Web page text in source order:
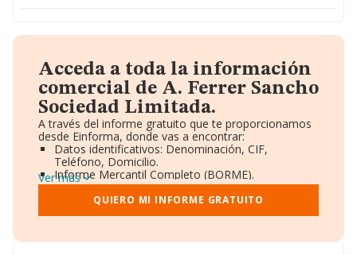
Acceda a toda la información
comercial de A. Ferrer Sancho
Sociedad Limitada.
A través del informe gratuito que te proporcionamos
desde Einforma, donde vas a encontrar:
Datos identificativos: Denominación, CIF,
Teléfono, Domicilio.
Informe Mercantil Completo (BORME).
Gráficos de Evolución Ventas y Empleados.
Consejo de Administración y Administradores.
Directivos y Ejecutivos.
Ver más
QUIERO MI INFORME GRATUITO